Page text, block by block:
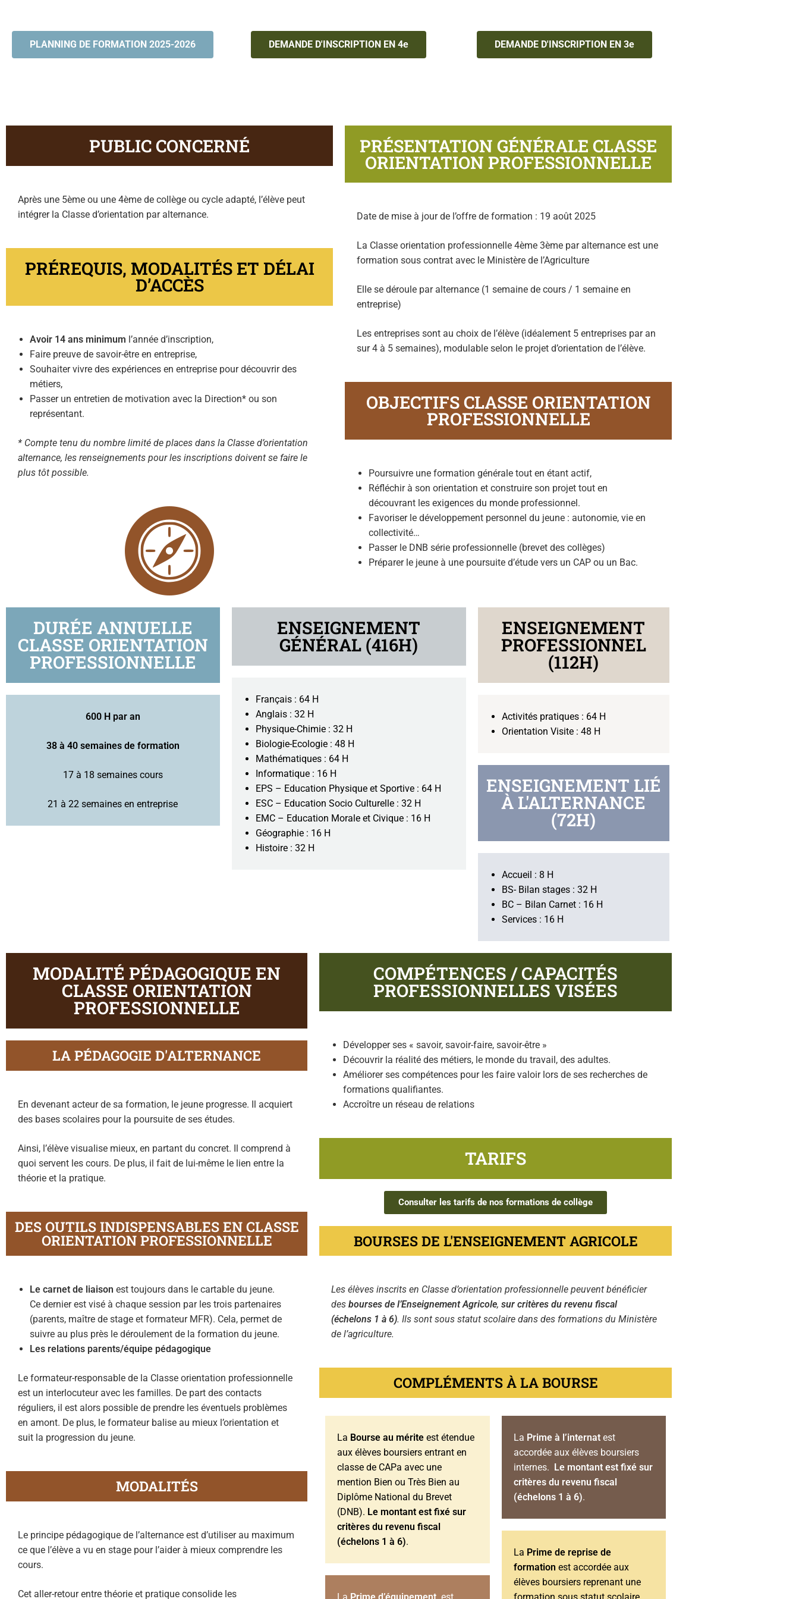
PLANNING DE FORMATION 2025-2026 DEMANDE D'INSCRIPTION EN 4e DEMANDE D'INSCRIPTION EN 3e
PUBLIC CONCERNÉ
Après une 5ème ou une 4ème de collège ou cycle adapté, l’élève peut
intégrer la Classe d’orientation par alternance.
PRÉREQUIS, MODALITÉS ET DÉLAI
D’ACCÈS
Avoir 14 ans minimum l’année d’inscription,
Faire preuve de savoir-être en entreprise,
Souhaiter vivre des expériences en entreprise pour découvrir des
métiers,
Passer un entretien de motivation avec la Direction* ou son
représentant.
* Compte tenu du nombre limité de places dans la Classe d’orientation
alternance, les renseignements pour les inscriptions doivent se faire le
plus tôt possible.
PRÉSENTATION GÉNÉRALE CLASSE
ORIENTATION PROFESSIONNELLE
Date de mise à jour de l’offre de formation : 19 août 2025
La Classe orientation professionnelle 4ème 3ème par alternance est une
formation sous contrat avec le Ministère de l’Agriculture
Elle se déroule par alternance (1 semaine de cours / 1 semaine en
entreprise)
Les entreprises sont au choix de l’élève (idéalement 5 entreprises par an
sur 4 à 5 semaines), modulable selon le projet d’orientation de l’élève.
OBJECTIFS CLASSE ORIENTATION
PROFESSIONNELLE
Poursuivre une formation générale tout en étant actif,
Réfléchir à son orientation et construire son projet tout en
découvrant les exigences du monde professionnel.
Favoriser le développement personnel du jeune : autonomie, vie en
collectivité…
Passer le DNB série professionnelle (brevet des collèges)
Préparer le jeune à une poursuite d’étude vers un CAP ou un Bac.
DURÉE ANNUELLE
CLASSE ORIENTATION
PROFESSIONNELLE
600 H par an
38 à 40 semaines de formation
17 à 18 semaines cours
21 à 22 semaines en entreprise
ENSEIGNEMENT
GÉNÉRAL (416H)
Français : 64 H
Anglais : 32 H
Physique-Chimie : 32 H
Biologie-Ecologie : 48 H
Mathématiques : 64 H
Informatique : 16 H
EPS – Education Physique et Sportive : 64 H
ESC – Education Socio Culturelle : 32 H
EMC – Education Morale et Civique : 16 H
Géographie : 16 H
Histoire : 32 H
ENSEIGNEMENT
PROFESSIONNEL
(112H)
Activités pratiques : 64 H
Orientation Visite : 48 H
ENSEIGNEMENT LIÉ
À L'ALTERNANCE
(72H)
Accueil : 8 H
BS- Bilan stages : 32 H
BC – Bilan Carnet : 16 H
Services : 16 H
MODALITÉ PÉDAGOGIQUE EN
CLASSE ORIENTATION
PROFESSIONNELLE
LA PÉDAGOGIE D'ALTERNANCE
En devenant acteur de sa formation, le jeune progresse. Il acquiert
des bases scolaires pour la poursuite de ses études.
Ainsi, l’élève visualise mieux, en partant du concret. Il comprend à
quoi servent les cours. De plus, il fait de lui-même le lien entre la
théorie et la pratique.
DES OUTILS INDISPENSABLES EN CLASSE
ORIENTATION PROFESSIONNELLE
Le carnet de liaison est toujours dans le cartable du jeune.
Ce dernier est visé à chaque session par les trois partenaires
(parents, maître de stage et formateur MFR). Cela, permet de
suivre au plus près le déroulement de la formation du jeune.
Les relations parents/équipe pédagogique
Le formateur-responsable de la Classe orientation professionnelle
est un interlocuteur avec les familles. De part des contacts
réguliers, il est alors possible de prendre les éventuels problèmes
en amont. De plus, le formateur balise au mieux l’orientation et
suit la progression du jeune.
MODALITÉS
Le principe pédagogique de l’alternance est d’utiliser au maximum
ce que l’élève a vu en stage pour l’aider à mieux comprendre les
cours.
Cet aller-retour entre théorie et pratique consolide les
COMPÉTENCES / CAPACITÉS
PROFESSIONNELLES VISÉES
Développer ses « savoir, savoir-faire, savoir-être »
Découvrir la réalité des métiers, le monde du travail, des adultes.
Améliorer ses compétences pour les faire valoir lors de ses recherches de
formations qualifiantes.
Accroître un réseau de relations
TARIFS
Consulter les tarifs de nos formations de collège
BOURSES DE L'ENSEIGNEMENT AGRICOLE
Les élèves inscrits en Classe d’orientation professionnelle peuvent bénéficier
desbourses de l’Enseignement Agricole,sur critères du revenu fiscal
(échelons 1 à 6). Ils sont sous statut scolaire dans des formations du Ministère
de l’agriculture.
COMPLÉMENTS À LA BOURSE
La Bourse au mérite est étendue
aux élèves boursiers entrant en
classe de CAPa avec une
mention Bien ou Très Bien au
Diplôme National du Brevet
(DNB). Le montant est fixé sur
critères du revenu fiscal
(échelons 1 à 6).
La Prime à l’internatest
accordée aux élèves boursiers
internes.
Le montant est fixé sur
critères du revenu fiscal
(échelons 1 à 6).
La Prime de reprise de
formation est accordée aux
élèves boursiers reprenant une